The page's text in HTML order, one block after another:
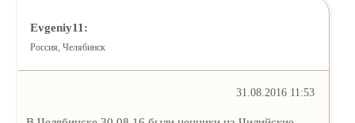
Evgeniy11:
Россия, Челябинск
31.08.2016 11:53